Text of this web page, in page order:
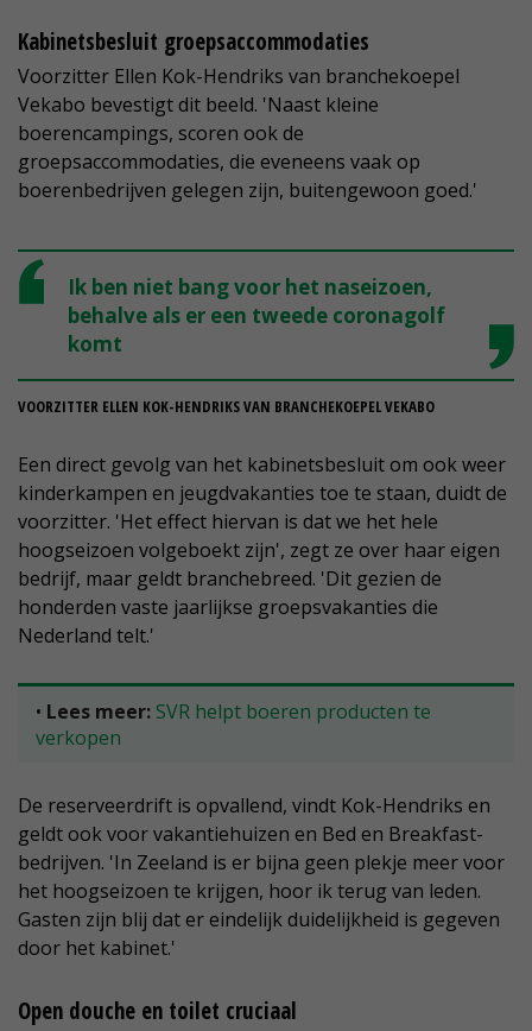
Kabinetsbesluit groepsaccommodaties
Voorzitter Ellen Kok-Hendriks van branchekoepel
Vekabo bevestigt dit beeld. 'Naast kleine
boerencampings, scoren ook de
groepsaccommodaties, die eveneens vaak op
boerenbedrijven gelegen zijn, buitengewoon goed.'
Ik ben niet bang voor het naseizoen,
behalve als er een tweede coronagolf
komt
VOORZITTER ELLEN KOK-HENDRIKS VAN BRANCHEKOEPEL VEKABO
Een direct gevolg van het kabinetsbesluit om ook weer
kinderkampen en jeugdvakanties toe te staan, duidt de
voorzitter. 'Het effect hiervan is dat we het hele
hoogseizoen volgeboekt zijn', zegt ze over haar eigen
bedrijf, maar geldt branchebreed. 'Dit gezien de
honderden vaste jaarlijkse groepsvakanties die
Nederland telt.'
• Lees meer: SVR helpt boeren producten te
verkopen
De reserveerdrift is opvallend, vindt Kok-Hendriks en
geldt ook voor vakantiehuizen en Bed en Breakfast-
bedrijven. 'In Zeeland is er bijna geen plekje meer voor
het hoogseizoen te krijgen, hoor ik terug van leden.
Gasten zijn blij dat er eindelijk duidelijkheid is gegeven
door het kabinet.'
Open douche en toilet cruciaal